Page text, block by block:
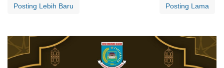
Posting Lebih Baru Posting Lama